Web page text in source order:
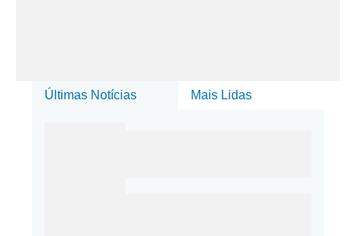
Últimas Notícias Mais Lidas